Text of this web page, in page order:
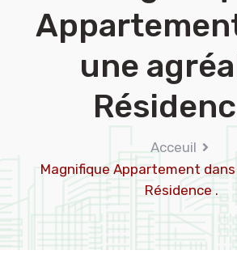
une
Acceuil
Magnifique Appartement
Résidence .